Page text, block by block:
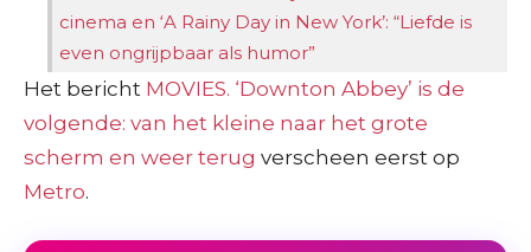
cinema en ‘A Rainy Day in New York’: “Liefde is
even ongrijpbaar als humor”
Het bericht MOVIES. ‘Downton Abbey’ is de
volgende: van het kleine naar het grote
scherm en weer terug verscheen eerst op
Metro.